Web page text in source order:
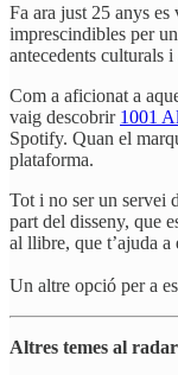
Fa ara just 25 anys
imprescindibles per
antecedents culturals
Com a aficionat a
vaig descobrir 1001
Spotify. Quan el
plataforma.
Tot i no ser un servei
part del disseny, que
al llibre, que t’ajuda
Un altre opció per a
Altres temes al